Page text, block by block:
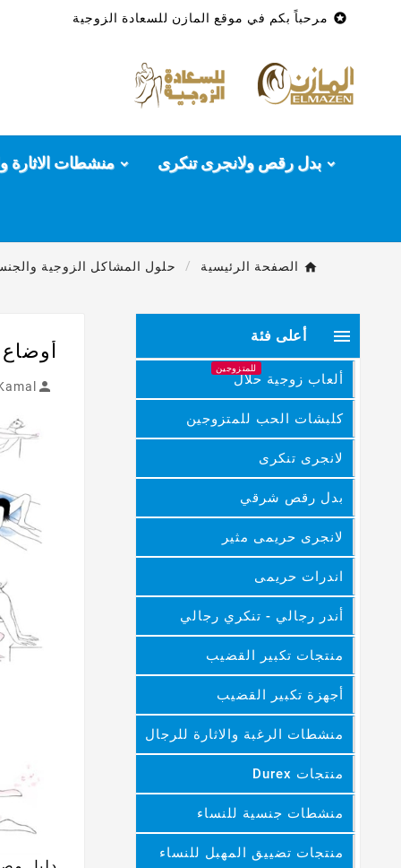
 مرحباً بكم في موقع المازن للسعادة الزوجية
بدل رقص ولانجرى تنكرى منشطات الاثارة
الصفحة الرئيسية حلول المشاكل الزوجية
أعلى فئة 
ألعاب زوجية حلال
للمتزوجين
كلبشات الحب للمتزوجين
لانجرى تنكرى
بدل رقص شرقي
لانجرى حريمى مثير
اندرات حريمى
أندر رجالي - تنكري رجالي
منتجات تكبير القضيب
أجهزة تكبير القضيب
منشطات الرغبة والاثارة للرجال
منتجات Durex
منشطات جنسية للنساء
منتجات تضييق المهبل للنساء
